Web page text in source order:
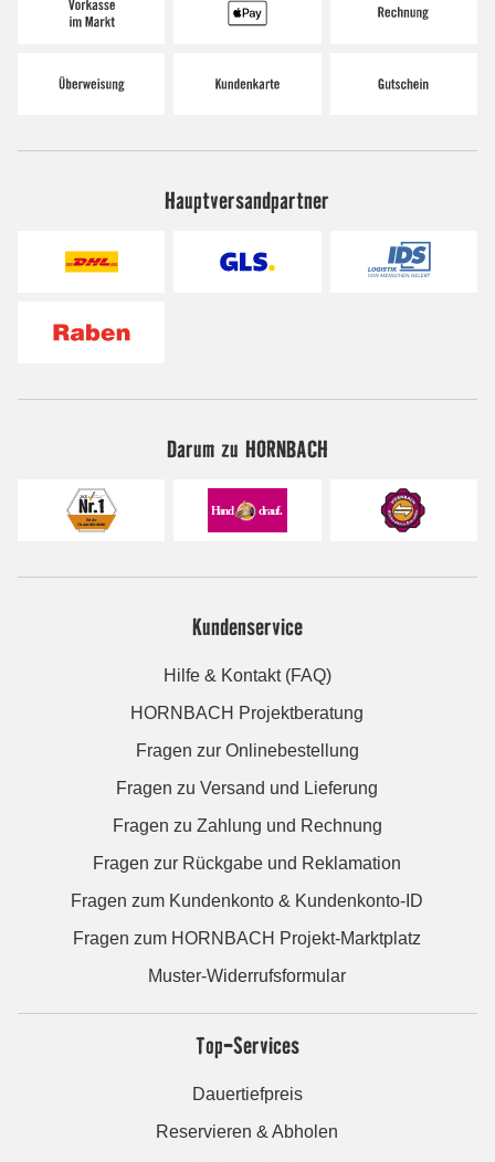
Hauptversandpartner
Darum zu HORNBACH
Kundenservice
Hilfe & Kontakt (FAQ)
HORNBACH Projektberatung
Fragen zur Onlinebestellung
Fragen zu Versand und Lieferung
Fragen zu Zahlung und Rechnung
Fragen zur Rückgabe und Reklamation
Fragen zum Kundenkonto & Kundenkonto-ID
Fragen zum HORNBACH Projekt-Marktplatz
Muster-Widerrufsformular
Top-Services
Dauertiefpreis
Reservieren & Abholen